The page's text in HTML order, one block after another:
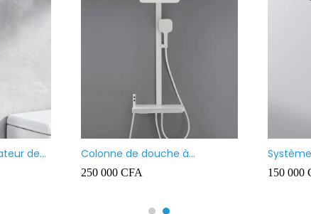
carré Vasque à poser noir mate
35 000